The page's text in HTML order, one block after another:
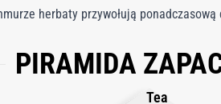
herbaty przywołują
bogate pałace sunące po
i bujnych sadów, bogactwo natury
PIRAMIDA
Tea